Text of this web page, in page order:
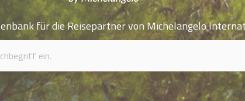
für die Reisepartner von Michelangelo